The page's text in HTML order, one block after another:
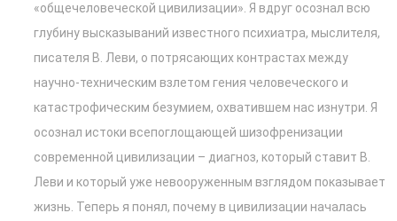
«общечеловеческой цивилизации». Я вдруг осознал всю
глубину высказываний известного психиатра, мыслителя,
писателя В. Леви, о потрясающих контрастах между
научно-техническим взлетом гения человеческого и
катастрофическим безумием, охватившем нас изнутри. Я
осознал истоки всепоглощающей шизофренизации
современной цивилизации – диагноз, который ставит В.
Леви и который уже невооруженным взглядом показывает
жизнь. Теперь я понял, почему в цивилизации началась